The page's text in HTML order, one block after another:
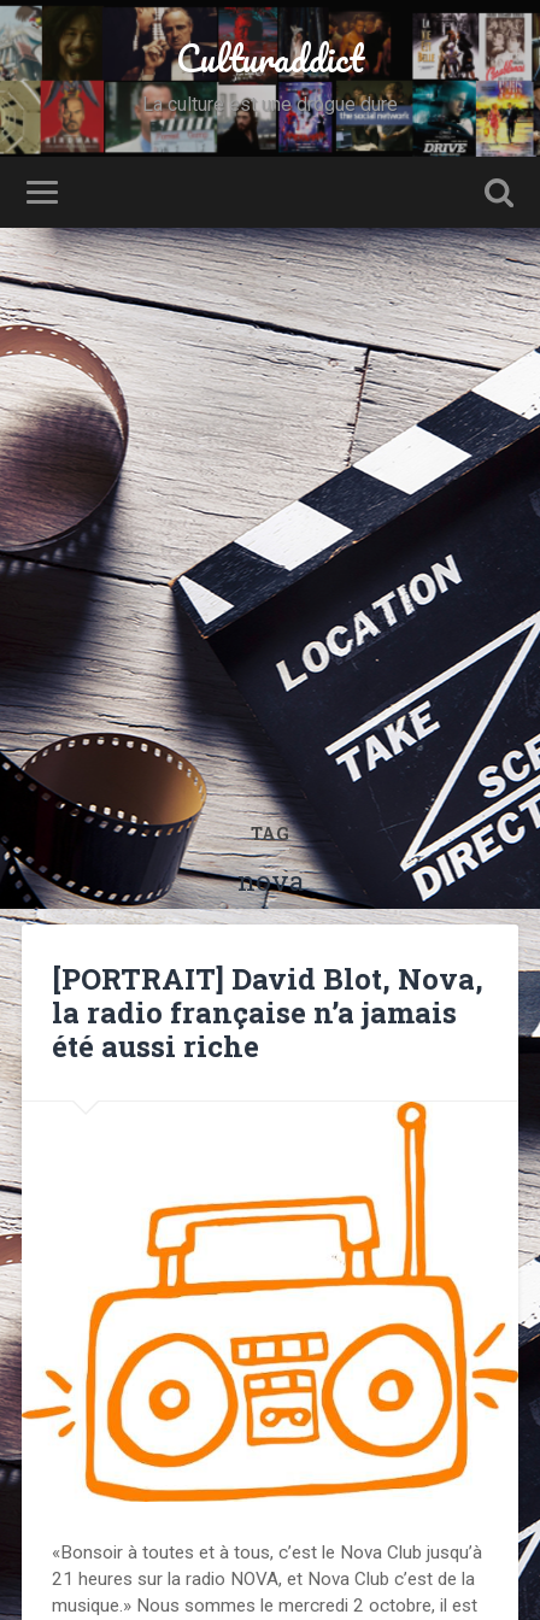
Culturaddict
La culture est une drogue dure
TAG
nova
[PORTRAIT] David Blot, Nova,
la radio française n’a jamais
été aussi riche
«Bonsoir à toutes et à tous, c’est le Nova Club jusqu’à
21 heures sur la radio NOVA, et Nova Club c’est de la
musique.» Nous sommes le mercredi 2 octobre, il est